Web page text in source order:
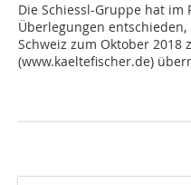
Die Schiessl-Gruppe hat im
Überlegungen
Schweiz zum Oktober 2018
(www.kaeltefischer.de)